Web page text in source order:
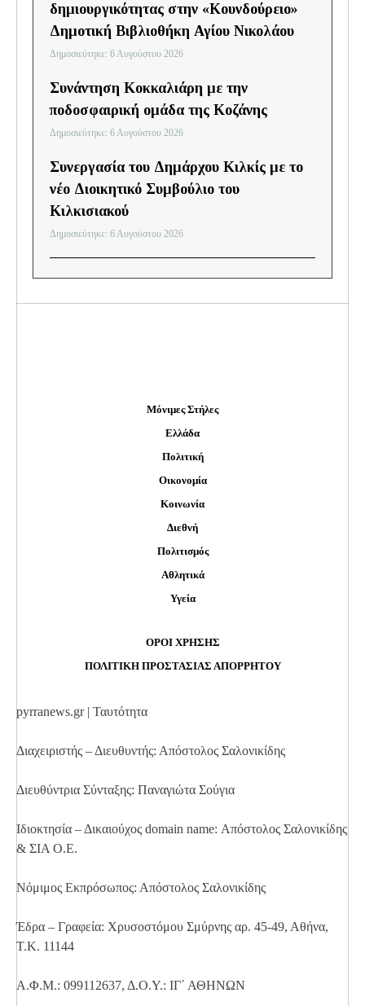
δημιουργικότητας στην «Κουνδούρειο»
Δημοτική Βιβλιοθήκη Αγίου Νικολάου
Δημοσιεύτηκε: 6 Αυγούστου 2026
Συνάντηση Κοκκαλιάρη με την
ποδοσφαιρική ομάδα της Κοζάνης
Δημοσιεύτηκε: 6 Αυγούστου 2026
Συνεργασία του Δημάρχου Κιλκίς με το
νέο Διοικητικό Συμβούλιο του
Κιλκισιακού
Δημοσιεύτηκε: 6 Αυγούστου 2026
Μόνιμες Στήλες
Ελλάδα
Πολιτική
Οικονομία
Κοινωνία
Διεθνή
Πολιτισμός
Αθλητικά
Υγεία
ΟΡΟΙ ΧΡΗΣΗΣ
ΠΟΛΙΤΙΚΗ ΠΡΟΣΤΑΣΙΑΣ ΑΠΟΡΡΗΤΟΥ
pyrranews.gr | Ταυτότητα
Διαχειριστής – Διευθυντής: Απόστολος Σαλονικίδης
Διευθύντρια Σύνταξης: Παναγιώτα Σούγια
Ιδιοκτησία – Δικαιούχος domain name: Απόστολος Σαλονικίδης
& ΣΙΑ Ο.Ε.
Νόμιμος Εκπρόσωπος: Απόστολος Σαλονικίδης
Έδρα – Γραφεία: Χρυσοστόμου Σμύρνης αρ. 45-49, Αθήνα,
Τ.Κ. 11144
Α.Φ.Μ.: 099112637, Δ.Ο.Υ.: ΙΓ΄ ΑΘΗΝΩΝ